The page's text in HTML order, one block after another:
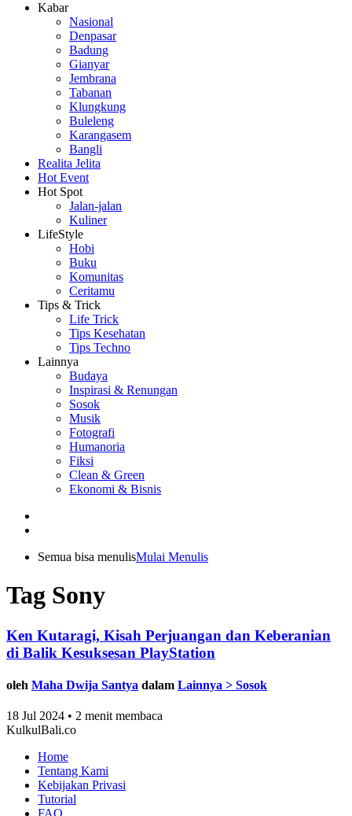
Kabar
Nasional
Denpasar
Badung
Gianyar
Jembrana
Tabanan
Klungkung
Buleleng
Karangasem
Bangli
Realita Jelita
Hot Event
Hot Spot
Jalan-jalan
Kuliner
LifeStyle
Hobi
Buku
Komunitas
Ceritamu
Tips & Trick
Life Trick
Tips Kesehatan
Tips Techno
Lainnya
Budaya
Inspirasi & Renungan
Sosok
Musik
Fotografi
Humanoria
Fiksi
Clean & Green
Ekonomi & Bisnis
Semua bisa menulisMulai Menulis
Tag Sony
Ken Kutaragi, Kisah Perjuangan dan Keberanian
di Balik Kesuksesan PlayStation
oleh Maha Dwija Santya dalam Lainnya > Sosok
18 Jul 2024 • 2 menit membaca
KulkulBali.co
Home
Tentang Kami
Kebijakan Privasi
Tutorial